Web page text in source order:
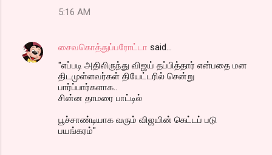
5:16 AM
சைவகொத்துப்பரோட்டா said…
"எப்படி அதிலிருந்து விஜய் தப்பித்தார் என்பதை மன
திடமுள்ளவர்கள் தியேட்டரில் சென்று
பார்ப்பார்களாக..
சின்ன தாமரை பாட்டில்
பூச்சாண்டியாக வரும் விஜயின் கெட்டப் படு
பயங்கரம்"